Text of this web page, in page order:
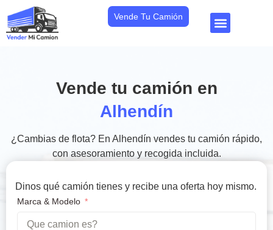
Vende Tu Camión
Vende tu camión en
Alhendín
¿Cambias de flota? En Alhendín vendes tu camión rápido,
con asesoramiento y recogida incluida.
Dinos qué camión tienes y recibe una oferta hoy mismo.
Marca & Modelo